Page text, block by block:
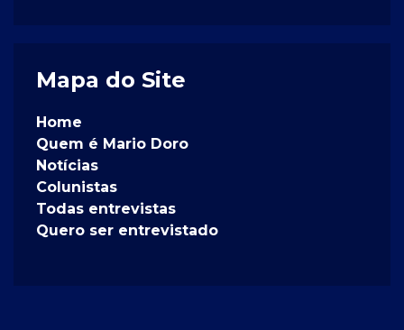
Mapa do Site
Home
Quem é Mario Doro
Notícias
Colunistas
Todas entrevistas
Quero ser entrevistado